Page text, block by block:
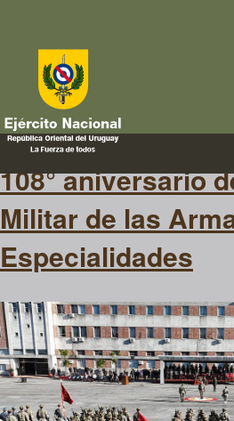
despacho
108° aniversario
Militar de las
Especialidades